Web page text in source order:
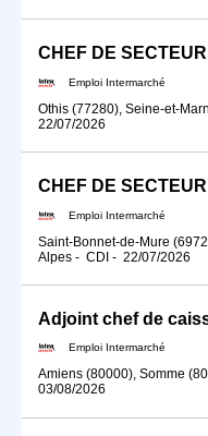
CHEF DE
Emploi Intermarché
Othis (77280), Seine-et-
22/07/2026
Emploi Intermarché
Saint-Bonnet-de-Mure
Alpes - CDI - 22/07/2026
Adjoint chef de
Emploi Intermarché
Amiens (80000), Somme
03/08/2026